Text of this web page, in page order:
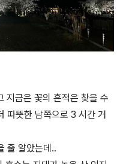
지금은 꽃의 흔적은 찾을 수
따뜻한 남쪽으로 3 시간 거
줄 알았는데..